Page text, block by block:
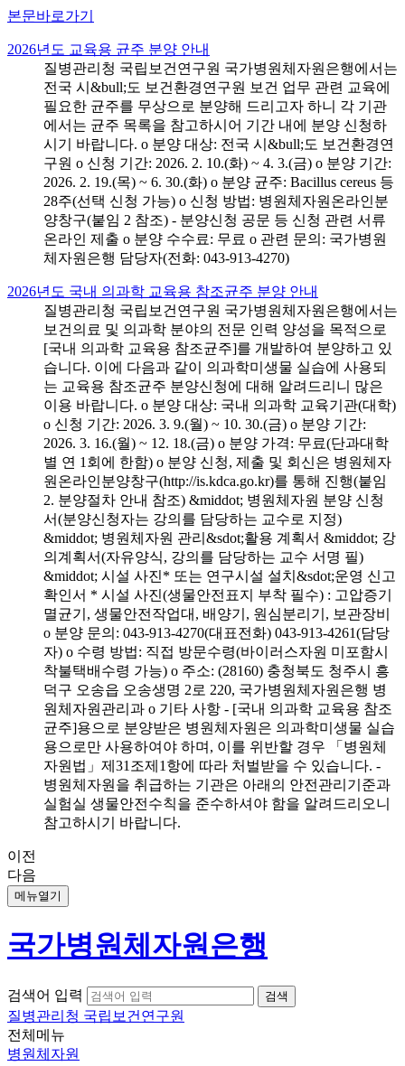
본문바로가기
2026년도 교육용 균주 분양 안내
질병관리청 국립보건연구원 국가병원체자원은행에서는
전국 시&bull;도 보건환경연구원 보건 업무 관련 교육에
필요한 균주를 무상으로 분양해 드리고자 하니 각 기관
에서는 균주 목록을 참고하시어 기간 내에 분양 신청하
시기 바랍니다. o 분양 대상: 전국 시&bull;도 보건환경연
구원 o 신청 기간: 2026. 2. 10.(화) ~ 4. 3.(금) o 분양 기간:
2026. 2. 19.(목) ~ 6. 30.(화) o 분양 균주: Bacillus cereus 등
28주(선택 신청 가능) o 신청 방법: 병원체자원온라인분
양창구(붙임 2 참조) - 분양신청 공문 등 신청 관련 서류
온라인 제출 o 분양 수수료: 무료 o 관련 문의: 국가병원
체자원은행 담당자(전화: 043-913-4270)
2026년도 국내 의과학 교육용 참조균주 분양 안내
질병관리청 국립보건연구원 국가병원체자원은행에서는
보건의료 및 의과학 분야의 전문 인력 양성을 목적으로
[국내 의과학 교육용 참조균주]를 개발하여 분양하고 있
습니다. 이에 다음과 같이 의과학미생물 실습에 사용되
는 교육용 참조균주 분양신청에 대해 알려드리니 많은
이용 바랍니다. o 분양 대상: 국내 의과학 교육기관(대학)
o 신청 기간: 2026. 3. 9.(월) ~ 10. 30.(금) o 분양 기간:
2026. 3. 16.(월) ~ 12. 18.(금) o 분양 가격: 무료(단과대학
별 연 1회에 한함) o 분양 신청, 제출 및 회신은 병원체자
원온라인분양창구(http://is.kdca.go.kr)를 통해 진행(붙임
2. 분양절차 안내 참조) &middot; 병원체자원 분양 신청
서(분양신청자는 강의를 담당하는 교수로 지정)
&middot; 병원체자원 관리&sdot;활용 계획서 &middot; 강
의계획서(자유양식, 강의를 담당하는 교수 서명 필)
&middot; 시설 사진* 또는 연구시설 설치&sdot;운영 신고
확인서 * 시설 사진(생물안전표지 부착 필수) : 고압증기
멸균기, 생물안전작업대, 배양기, 원심분리기, 보관장비
o 분양 문의: 043-913-4270(대표전화) 043-913-4261(담당
자) o 수령 방법: 직접 방문수령(바이러스자원 미포함시
착불택배수령 가능) o 주소: (28160) 충청북도 청주시 흥
덕구 오송읍 오송생명 2로 220, 국가병원체자원은행 병
원체자원관리과 o 기타 사항 - [국내 의과학 교육용 참조
균주]용으로 분양받은 병원체자원은 의과학미생물 실습
용으로만 사용하여야 하며, 이를 위반할 경우 「병원체
자원법」제31조제1항에 따라 처벌받을 수 있습니다. -
병원체자원을 취급하는 기관은 아래의 안전관리기준과
실험실 생물안전수칙을 준수하셔야 함을 알려드리오니
참고하시기 바랍니다.
이전
다음
메뉴열기
국가병원체자원은행
검색어 입력
질병관리청 국립보건연구원
전체메뉴
병원체자원